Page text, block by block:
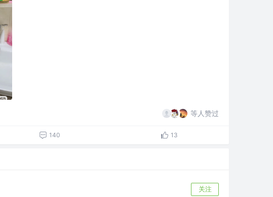
等人赞过
140 13
关注